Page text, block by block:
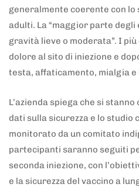
generalmente coerente con lo
adulti. La “maggior parte
gravità lieve o moderata”. I
dolore al sito di iniezione e
testa, affaticamento, mialgia e
L’azienda spiega che si
dati sulla sicurezza e lo studio
monitorato da un comitato
partecipanti saranno seguiti
seconda iniezione, con
e la sicurezza del vaccino a